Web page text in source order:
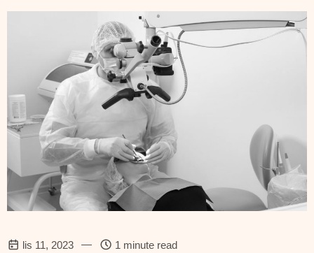
lis 11, 2023 — 1 minute read